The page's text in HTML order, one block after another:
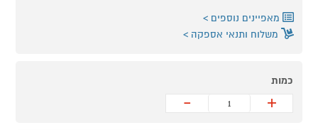
מאפיינים נוספים
משלוח ותנאי אספקה
כמות
+
-